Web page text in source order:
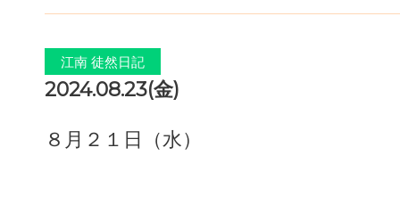
江南 徒然日記
2024.08.23(金)
８月２１日（水）